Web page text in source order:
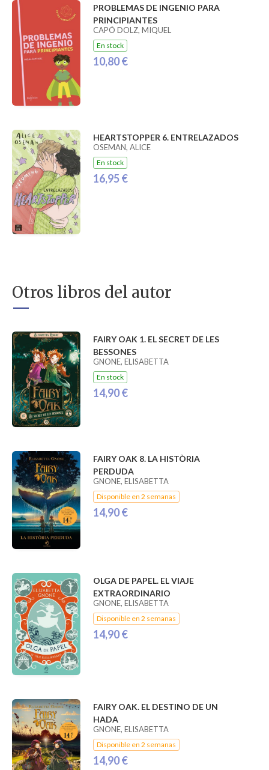
PROBLEMAS DE INGENIO PARA
PRINCIPIANTES
CAPÓ DOLZ, MIQUEL
En stock
10,80 €
HEARTSTOPPER 6. ENTRELAZADOS
OSEMAN, ALICE
En stock
16,95 €
Otros libros del autor
FAIRY OAK 1. EL SECRET DE LES
BESSONES
GNONE, ELISABETTA
En stock
14,90 €
FAIRY OAK 8. LA HISTÒRIA
PERDUDA
GNONE, ELISABETTA
Disponible en 2 semanas
14,90 €
OLGA DE PAPEL. EL VIAJE
EXTRAORDINARIO
GNONE, ELISABETTA
Disponible en 2 semanas
14,90 €
FAIRY OAK. EL DESTINO DE UN
HADA
GNONE, ELISABETTA
Disponible en 2 semanas
14,90 €